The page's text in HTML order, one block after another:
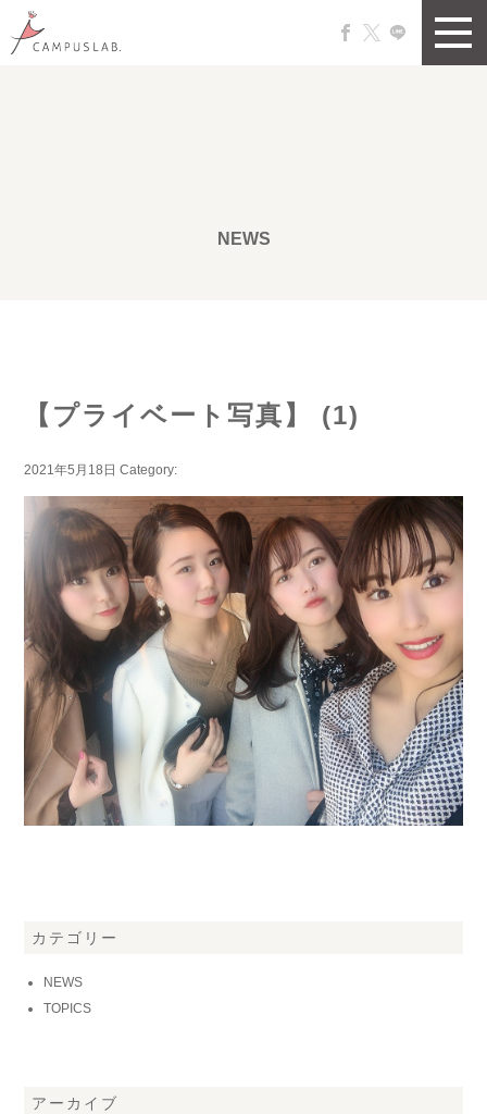
NEWS
【プライベート写真】 (1)
2021年5月18日 Category:
カテゴリー
NEWS
TOPICS
アーカイブ